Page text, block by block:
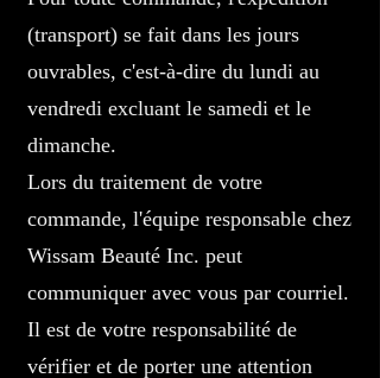
(transport) se fait dans les jours
ouvrables, c'est-à-dire du lundi au
vendredi excluant le samedi et le
dimanche.
Lors du traitement de votre
commande, l'équipe responsable chez
Wissam Beauté Inc. peut
communiquer avec vous par courriel.
Il est de votre responsabilité de
vérifier et de porter une attention